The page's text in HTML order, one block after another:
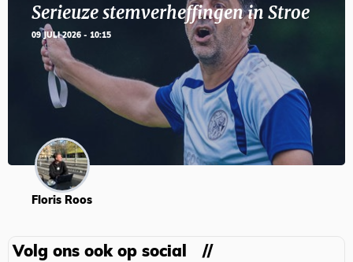
Serieuze stemverheffingen in Stroe
09 JULI 2026 - 10:15
Floris Roos
Volg ons ook op social